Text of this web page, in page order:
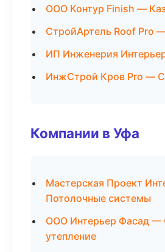
ООО Контур Finish —
СтройАртель Roof Pro
ИП Инженерия
ИнжСтрой Кров Pro —
Компании в Уфа
Мастерская Проект
Потолочные системы
ООО Интерьер Фасад —
утепление